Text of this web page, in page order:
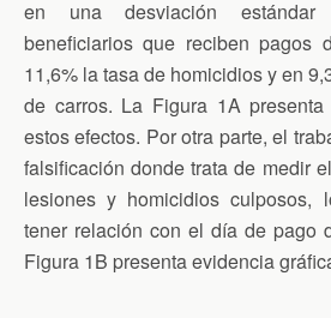
en una desviación
beneficiarios que reciben pagos
11,6% la tasa de homicidios y en
de carros. La Figura 1A
estos efectos. Por otra parte, el
falsificación donde trata de medir
lesiones y homicidios culposos,
tener relación con el día de pago
Figura 1B presenta evidencia